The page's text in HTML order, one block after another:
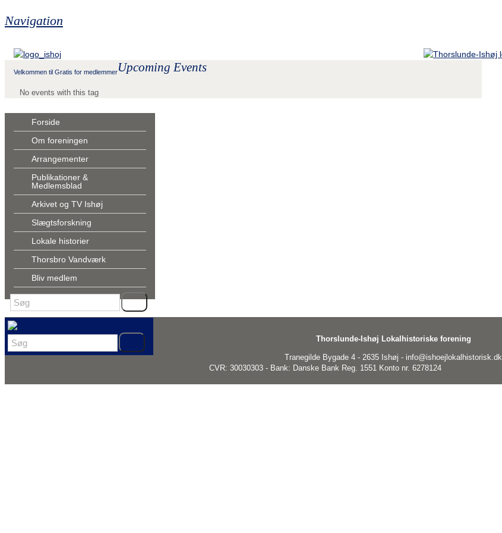
Navigation
Velkommen til Gratis for medlemmerUpcoming Events
No events with this tag
Forside
Om foreningen
Arrangementer
Publikationer &
Medlemsblad
Arkivet og TV Ishøj
Slægtsforskning
Lokale historier
Thorsbro Vandværk
Bliv medlem
Thorslunde-Ishøj Lokalhistoriske forening
Tranegilde Bygade 4 - 2635 Ishøj - info@ishoejlokalhistorisk.dk
CVR: 30030303 - Bank: Danske Bank Reg. 1551 Konto nr. 6278124